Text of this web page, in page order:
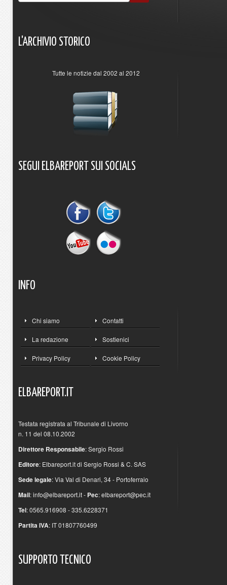
L'ARCHIVIO STORICO
Tutte le notizie dal 2002 al 2012
SEGUI ELBAREPORT SUI SOCIALS
INFO
Chi siamo Contatti
La redazione Sostienici
Privacy Policy Cookie Policy
ELBAREPORT.IT
Testata registrata al Tribunale di Livorno
n. 11 del 08.10.2002
Direttore Responsabile: Sergio Rossi
Editore: Elbareport.it di Sergio Rossi & C. SAS
Sede legale: Via Val di Denari, 34 - Portoferraio
Mail:info@elbareport.it- Pec:elbareport@pec.it
Tel: 0565.916908 - 335.6228371
Partita IVA: IT 01807760499
SUPPORTO TECNICO